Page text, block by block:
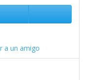
a un amigo